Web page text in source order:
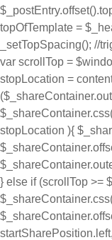
topOfTemplate =
_setTopSpacing(); //
var scrollTop =
stopLocation =
stopLocation ){
} else if (scrollTop >=